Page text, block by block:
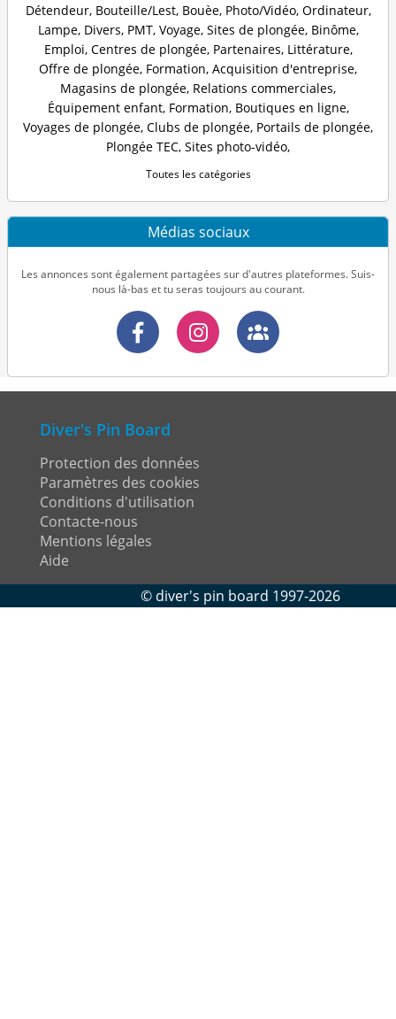
Détendeur, Bouteille/Lest, Bouèe, Photo/Vidéo, Ordinateur,
Lampe, Divers, PMT, Voyage, Sites de plongée, Binôme,
Emploi, Centres de plongée, Partenaires, Littérature,
Offre de plongée, Formation, Acquisition d'entreprise,
Magasins de plongée, Relations commerciales,
Équipement enfant, Formation, Boutiques en ligne,
Voyages de plongée, Clubs de plongée, Portails de plongée,
Plongée TEC, Sites photo-vidéo,
Toutes les catégories
Médias sociaux
Les annonces sont également partagées sur d'autres plateformes. Suis-
nous là-bas et tu seras toujours au courant.
Diver's Pin Board
Protection des données
Paramètres des cookies
Conditions d'utilisation
Contacte-nous
Mentions légales
Aide
© diver's pin board 1997-2026